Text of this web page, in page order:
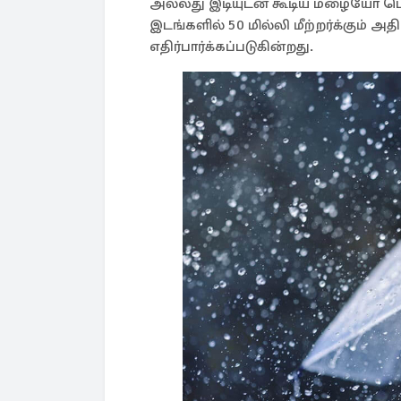
அல்லது இடியுடன் கூடிய மழையோ
இடங்களில் 50 மில்லி மீற்றர்க்கும்
எதிர்பார்க்கப்படுகின்றது.